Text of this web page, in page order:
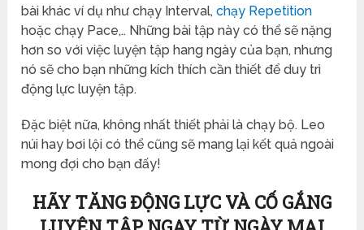
bài khác ví dụ như chạy Interval,chạy Repetition
hoặc chạy Pace,.. Những bài tập này có thể sẽ nặng
hơn so với việc luyện tập hang ngày của bạn, nhưng
nó sẽ cho bạn những kích thích cần thiết để duy trì
động lực luyện tập.
Đặc biệt nữa, không nhất thiết phải là chạy bộ. Leo
núi hay bơi lội có thể cũng sẽ mang lại kết quả ngoài
mong đợi cho bạn đấy!
HÃY TĂNG ĐỘNG LỰC VÀ CỐ GẮNG